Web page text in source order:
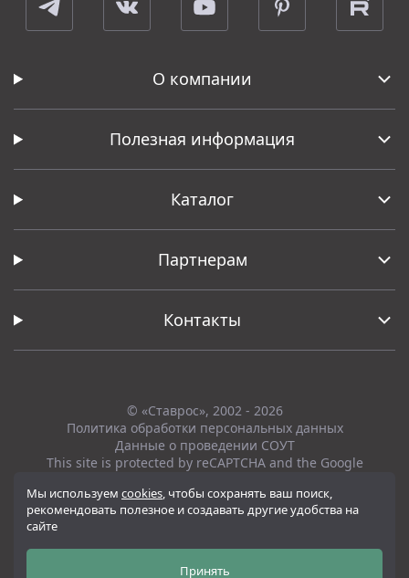
О компании
Полезная информация
Каталог
Партнерам
Контакты
© «Ставрос», 2002 - 2026
Политика обработки персональных данных
Данные о проведении СОУТ
This site is protected by reCAPTCHA and the Google
Вся представленная на сайте информация, касающаяся технических
информационный характер и ни при каких условиях не является
публичной офертой, определяемой положениями Статьи 437(2)
Мы используем cookies, чтобы сохранять ваш поиск,
рекомендовать полезное и создавать другие удобства на
сайте
Принять